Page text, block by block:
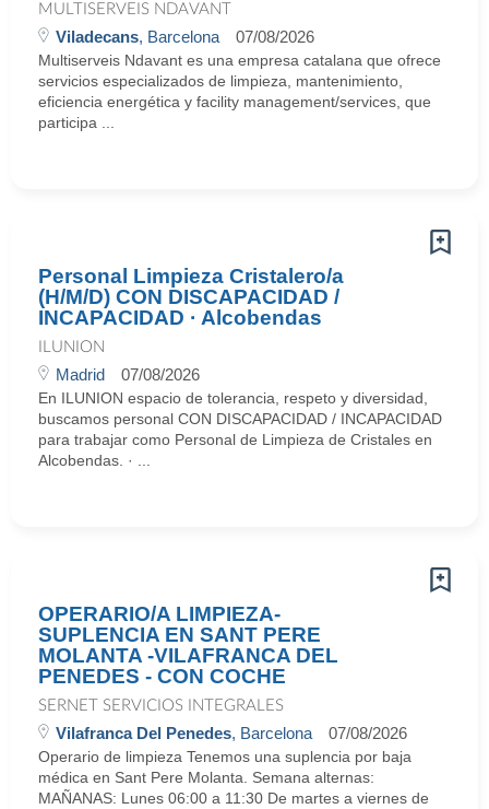
MULTISERVEIS NDAVANT
Viladecans, Barcelona 07/08/2026
Multiserveis Ndavant es una empresa catalana que ofrece
servicios especializados de limpieza, mantenimiento,
eficiencia energética y facility management/services, que
participa ...
Personal Limpieza Cristalero/a
(H/M/D) CON DISCAPACIDAD /
INCAPACIDAD · Alcobendas
ILUNION
Madrid 07/08/2026
En ILUNION espacio de tolerancia, respeto y diversidad,
buscamos personal CON DISCAPACIDAD / INCAPACIDAD
para trabajar como Personal de Limpieza de Cristales en
Alcobendas. · ...
OPERARIO/A LIMPIEZA-
SUPLENCIA EN SANT PERE
MOLANTA -VILAFRANCA DEL
PENEDES - CON COCHE
SERNET SERVICIOS INTEGRALES
Vilafranca Del Penedes, Barcelona 07/08/2026
Operario de limpieza Tenemos una suplencia por baja
médica en Sant Pere Molanta. Semana alternas:
MAÑANAS: Lunes 06:00 a 11:30 De martes a viernes de